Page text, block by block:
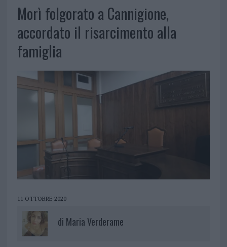
Morì folgorato a Cannigione,
accordato il risarcimento alla
famiglia
11 OTTOBRE 2020
di Maria Verderame